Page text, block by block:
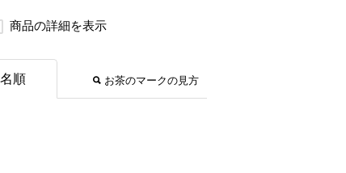
商品の詳細を表示
順 お茶のマークの見方